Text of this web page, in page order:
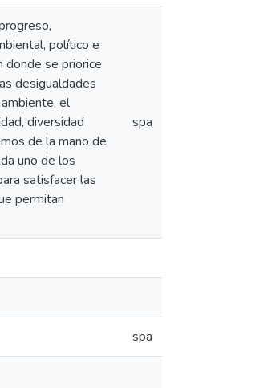
político e
donde se priorice
desigualdades
el
diversidad
de la mano de
uno de los
satisfacer las
permitan
spa
spa